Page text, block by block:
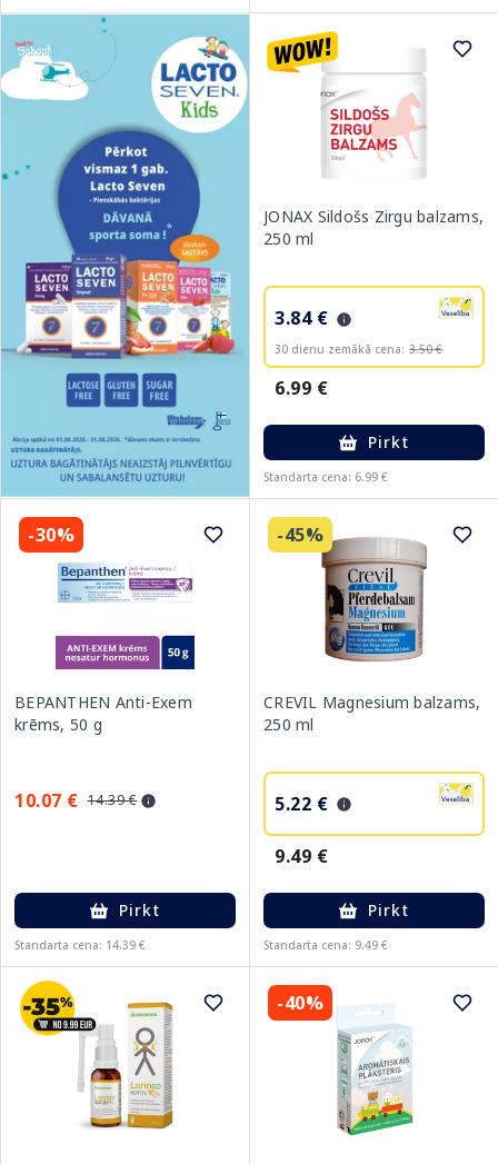
JONAX Sildošs Zirgu balzams,
250 ml
3.84 €
30 dienu zemākā cena: 3.50 €
6.99 €
Pirkt
Standarta cena: 6.99 €
-30%
BEPANTHEN Anti-Exem
krēms, 50 g
10.07 € 14.39 €
Pirkt
Standarta cena: 14.39 €
-45%
CREVIL Magnesium balzams,
250 ml
5.22 €
9.49 €
Pirkt
Standarta cena: 9.49 €
-40%